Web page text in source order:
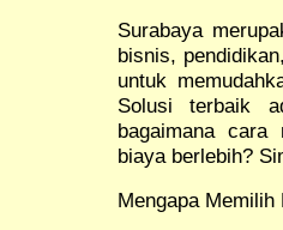
Surabaya
bisnis,
untuk
Solusi terbaik
bagaimana cara
biaya berlebih?
Mengapa